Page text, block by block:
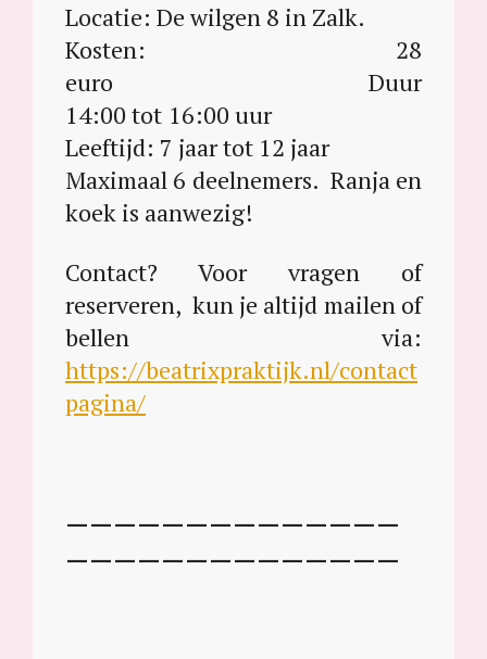
Locatie: De wilgen 8 in Zalk.
Kosten: 28
euro Duur
14:00 tot 16:00 uur
Leeftijd: 7 jaar tot 12 jaar
Maximaal 6 deelnemers. Ranja en
koek is aanwezig!
Contact? Voor vragen of
reserveren, kun je altijd mailen of
bellen via:
https://beatrixpraktijk.nl/contact
pagina/
——————————————
——————————————